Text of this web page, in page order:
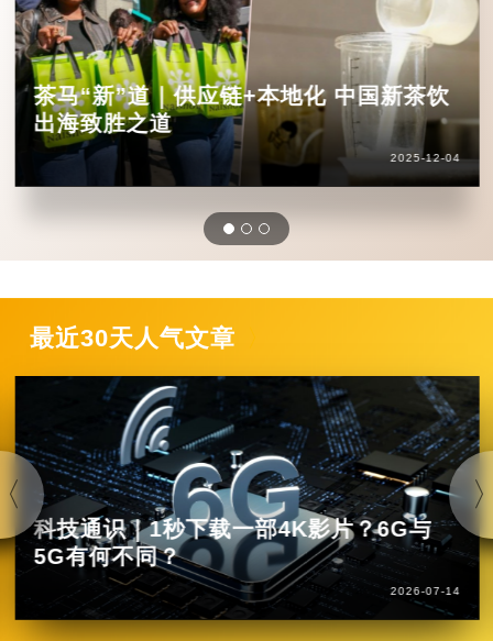
茶马“新”道｜供应链+本地化 中国新茶饮
出海致胜之道
2025-12-04
最近30天人气文章
科技通识｜1秒下载一部4K影片？6G与
5G有何不同？
2026-07-14